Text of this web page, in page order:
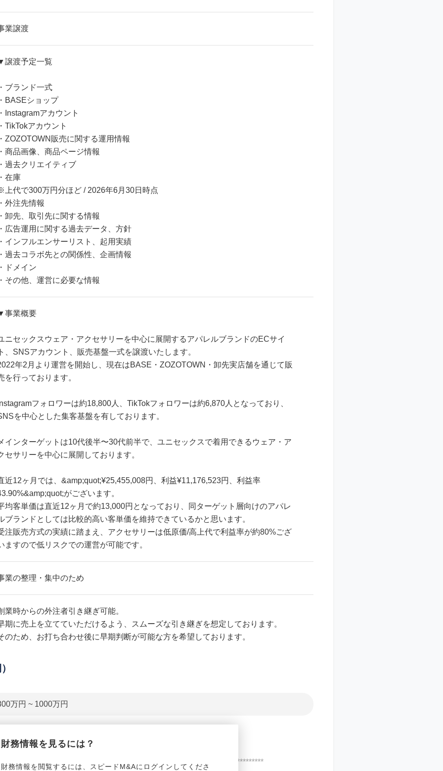
業譲渡
譲渡予定一覧
ブランド一式
BASEショップ
Instagramアカウント
TikTokアカウント
ZOZOTOWN販売に関する運用情報
商品画像、商品ページ情報
過去クリエイティブ
在庫
上代で300万円分ほど / 2026年6月30日時点
外注先情報
卸先、取引先に関する情報
広告運用に関する過去データ、方針
インフルエンサーリスト、起用実績
過去コラボ先との関係性、企画情報
ドメイン
その他、運営に必要な情報
事業概要
ニセックスウェア・アクセサリーを中心に展開するアパレルブランドのECサイ
、SNSアカウント、販売基盤一式を譲渡いたします。
年2月より運営を開始し、現在はBASE・ZOZOTOWN・卸先実店舗を通じて販
を行っております。
フォロワーは約18,800人、TikTokフォロワーは約6,870人となっており、
を中心とした集客基盤を有しております。
インターゲットは10代後半〜30代前半で、ユニセックスで着用できるウェア・ア
セサリーを中心に展開しております。
近12ヶ月では、&amp;quot;¥25,455,008円、利益¥11,176,523円、利益率
がございます。
均客単価は直近12ヶ月で約13,000円となっており、同ターゲット層向けのアパレ
ブランドとしては比較的高い客単価を維持できているかと思います。
注販売方式の実績に踏まえ、アクセサリーは低原価/高上代で利益率が約80%ござ
ますので低リスクでの運営が可能です。
業の整理・集中のため
業時からの外注者引き継ぎ可能。
期に売上を立てていただけるよう、スムーズな引き継ぎを想定しております。
のため、お打ち合わせ後に早期判断が可能な方を希望しております。
万円 ~ 1000万円
財務情報を見るには？
財務情報を閲覧するには、スピードM&Aにログインしてくださ
事業資産 ********************